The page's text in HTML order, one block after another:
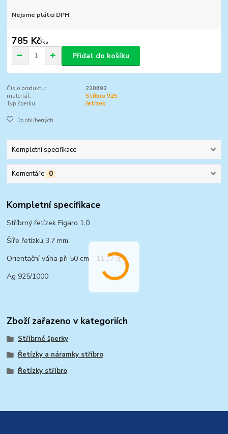
Nejsme plátci DPH
785 Kč/ks
Přidat do košíku
Číslo produktu:
220692
materiál:
Stříbro 925
Typ šperku:
řetízek
Do oblíbených
Kompletní specifikace
Komentáře 0
Kompletní specifikace
Stříbrný řetízek Figaro 1,0.
Šíře řetízku 3,7 mm.
Orientační váha při 50 cm - 11,17 g.
Ag 925/1000
Zboží zařazeno v kategoriích
Stříbrné šperky
Řetízky a náramky stříbro
Řetízky stříbro